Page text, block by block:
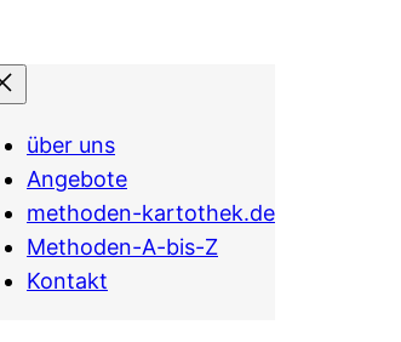
über uns
Angebote
methoden-kartothek.de
Methoden-A-bis-Z
Kontakt